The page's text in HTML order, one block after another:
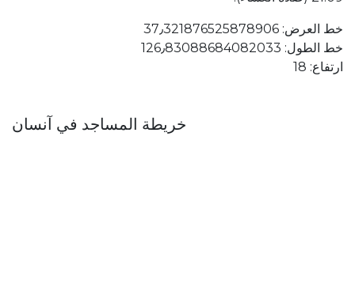
خط العرض: 37٫321876525878906
خط الطول: 126٫83088684082033
ارتفاع: 18
خريطة المساجد في آنسان